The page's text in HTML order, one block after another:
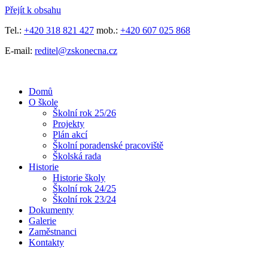
Přejít k obsahu
Tel.: +420 318 821 427 mob.: +420 607 025 868
E-mail: reditel@zskonecna.cz
Domů
O škole
Školní rok 25/26
Projekty
Plán akcí
Školní poradenské pracoviště
Školská rada
Historie
Historie školy
Školní rok 24/25
Školní rok 23/24
Dokumenty
Galerie
Zaměstnanci
Kontakty